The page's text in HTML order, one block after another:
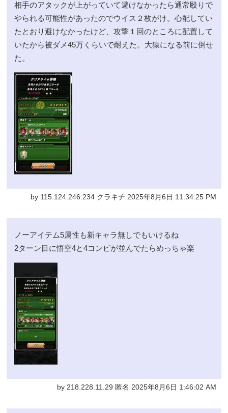
相手のアタックが上がっていて避けなかったら通常殴りで
やられる可能性があったのでウイス２枚がけ。心配してい
たとおり避けなかったけど、攻撃１回のところに配置して
いたから被ダメ45万くらいで耐えた。大猿になる前に倒せ
た。
by 115.124.246.234 クラキチ 2025年8月6日 11:34:25 PM
ノーアイテム5属性も新キャラ無しでもいけるね
2ターン目に悟空4と4コンビが並んでたらめっちゃ楽
by 218.228.11.29 匿名 2025年8月6日 1:46:02 AM